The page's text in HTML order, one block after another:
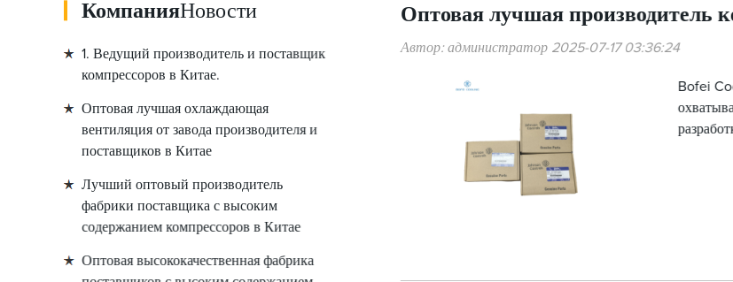
КомпанияНовости
1. Ведущий производитель и поставщик
компрессоров в Китае.
Оптовая лучшая охлаждающая
вентиляция от завода производителя и
поставщиков в Китае
Лучший оптовый производитель
фабрики поставщика с высоким
содержанием компрессоров в Китае
Оптовая высококачественная фабрика
Оптовая лучшая производитель
Автор: администратор 2025-07-17 03:36:24
Bofei